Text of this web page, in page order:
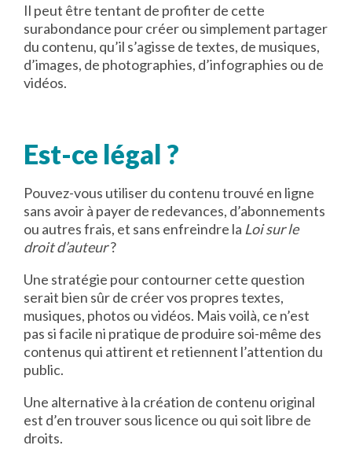
Il peut être tentant de profiter de cette
surabondance pour créer ou simplement partager
du contenu, qu’il s’agisse de textes, de musiques,
d’images, de photographies, d’infographies ou de
vidéos.
Est-ce légal ?
Pouvez-vous utiliser du contenu trouvé en ligne
sans avoir à payer de redevances, d’abonnements
ou autres frais, et sans enfreindre la Loi sur le
droit d’auteur?
Une stratégie pour contourner cette question
serait bien sûr de créer vos propres textes,
musiques, photos ou vidéos. Mais voilà, ce n’est
pas si facile ni pratique de produire soi-même des
contenus qui attirent et retiennent l’attention du
public.
Une alternative à la création de contenu original
est d’en trouver sous licence ou qui soit libre de
droits.